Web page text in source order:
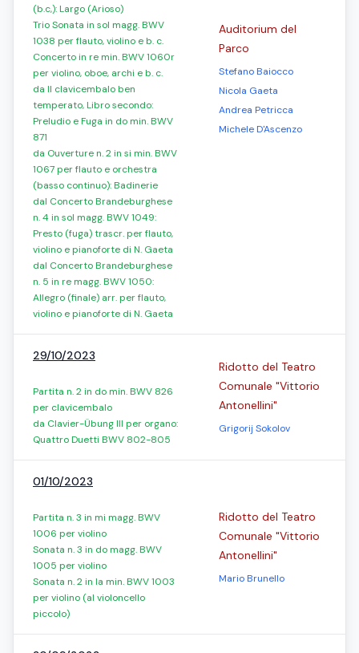
(b.c,): Largo (Arioso)
Trio Sonata in sol magg. BWV
1038 per flauto, violino e b. c.
Concerto in re min. BWV 1060r
per violino, oboe, archi e b. c.
da Il clavicembalo ben
temperato, Libro secondo:
Preludio e Fuga in do min. BWV
871
da Ouverture n. 2 in si min. BWV
1067 per flauto e orchestra
(basso continuo): Badinerie
dal Concerto Brandeburghese
n. 4 in sol magg. BWV 1049:
Presto (fuga) trascr. per flauto,
violino e pianoforte di N. Gaeta
dal Concerto Brandeburghese
n. 5 in re magg. BWV 1050:
Allegro (finale) arr. per flauto,
violino e pianoforte di N. Gaeta
Auditorium del
Parco
Stefano Baiocco
Nicola Gaeta
Andrea Petricca
Michele D'Ascenzo
29/10/2023
Partita n. 2 in do min. BWV 826
per clavicembalo
da Clavier-Übung III per organo:
Quattro Duetti BWV 802-805
Ridotto del Teatro
Comunale "Vittorio
Antonellini"
Grigorij Sokolov
01/10/2023
Partita n. 3 in mi magg. BWV
1006 per violino
Sonata n. 3 in do magg. BWV
1005 per violino
Sonata n. 2 in la min. BWV 1003
per violino (al violoncello
piccolo)
Ridotto del Teatro
Comunale "Vittorio
Antonellini"
Mario Brunello